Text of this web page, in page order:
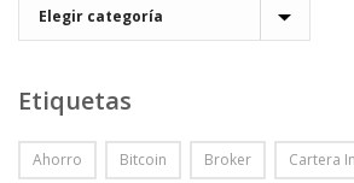
Etiquetas
Ahorro Bitcoin Broker Cartera